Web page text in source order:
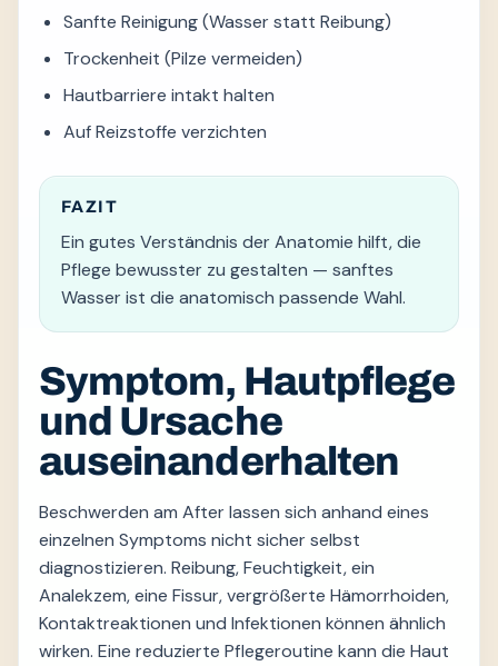
Sanfte Reinigung (Wasser statt Reibung)
Trockenheit (Pilze vermeiden)
Hautbarriere intakt halten
Auf Reizstoffe verzichten
FAZIT
Ein gutes Verständnis der Anatomie hilft, die
Pflege bewusster zu gestalten — sanftes
Wasser ist die anatomisch passende Wahl.
Symptom, Hautpflege
und Ursache
auseinanderhalten
Beschwerden am After lassen sich anhand eines
einzelnen Symptoms nicht sicher selbst
diagnostizieren. Reibung, Feuchtigkeit, ein
Analekzem, eine Fissur, vergrößerte Hämorrhoiden,
Kontaktreaktionen und Infektionen können ähnlich
wirken. Eine reduzierte Pflegeroutine kann die Haut